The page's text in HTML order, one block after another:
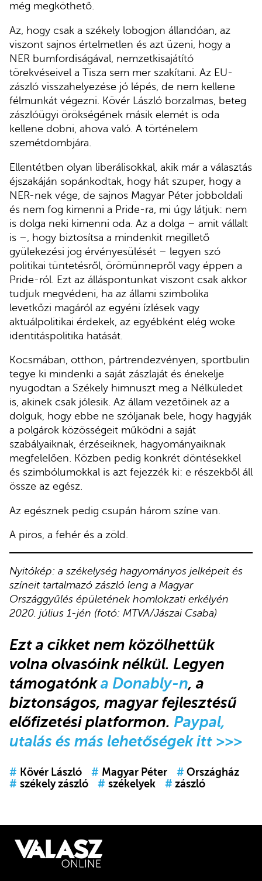
még megköthető.
Az, hogy csak a székely lobogjon állandóan, az
viszont sajnos értelmetlen és azt üzeni, hogy a
NER bumfordiságával, nemzetkisajátító
törekvéseivel a Tisza sem mer szakítani. Az EU-
zászló visszahelyezése jó lépés, de nem kellene
félmunkát végezni. Kövér László borzalmas, beteg
zászlóügyi örökségének másik elemét is oda
kellene dobni, ahova való. A történelem
szemétdombjára.
Ellentétben olyan liberálisokkal, akik már a választás
éjszakáján sopánkodtak, hogy hát szuper, hogy a
NER-nek vége, de sajnos Magyar Péter jobboldali
és nem fog kimenni a Pride-ra, mi úgy látjuk: nem
is dolga neki kimenni oda. Az a dolga – amit vállalt
is –, hogy biztosítsa a mindenkit megillető
gyülekezési jog érvényesülését – legyen szó
politikai tüntetésről, örömünnepről vagy éppen a
Pride-ról. Ezt az álláspontunkat viszont csak akkor
tudjuk megvédeni, ha az állami szimbolika
levetkőzi magáról az egyéni ízlések vagy
aktuálpolitikai érdekek, az egyébként elég woke
identitáspolitika hatását.
Kocsmában, otthon, pártrendezvényen, sportbulin
tegye ki mindenki a saját zászlaját és énekelje
nyugodtan a Székely himnuszt meg a Nélküledet
is, akinek csak jólesik. Az állam vezetőinek az a
dolguk, hogy ebbe ne szóljanak bele, hogy hagyják
a polgárok közösségeit működni a saját
szabályaiknak, érzéseiknek, hagyományaiknak
megfelelően. Közben pedig konkrét döntésekkel
és szimbólumokkal is azt fejezzék ki: e részekből áll
össze az egész.
Az egésznek pedig csupán három színe van.
A piros, a fehér és a zöld.
Nyitókép: a székelység hagyományos jelképeit és
színeit tartalmazó zászló leng a Magyar
Országgyűlés épületének homlokzati erkélyén
2020. július 1-jén (fotó: MTVA/Jászai Csaba)
Ezt a cikket nem közölhettük
volna olvasóink nélkül. Legyen
támogatónka Donably-n, a
biztonságos, magyar fejlesztésű
előfizetési platformon. Paypal,
utalás és más lehetőségek itt >>>
# Kövér László # Magyar Péter # Országház
# székely zászló # székelyek # zászló